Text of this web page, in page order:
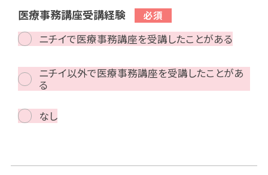
医療事務講座受講経験
ニチイで医療事務講座を受講したことがある
ニチイ以外で医療事務講座を受講したことがあ
る
なし